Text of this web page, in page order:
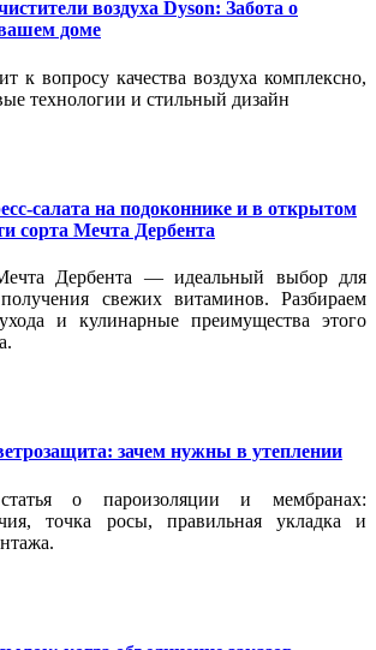
воздуха Dyson: Забота о
доме
к вопросу качества воздуха комплексно,
технологии и стильный дизайн
салата на подоконнике и в открытом
сорта Мечта Дербента
Дербента — идеальный выбор для
свежих витаминов. Разбираем
и кулинарные преимущества этого
зачем нужны в утеплении
о пароизоляции и мембранах:
точка росы, правильная укладка и